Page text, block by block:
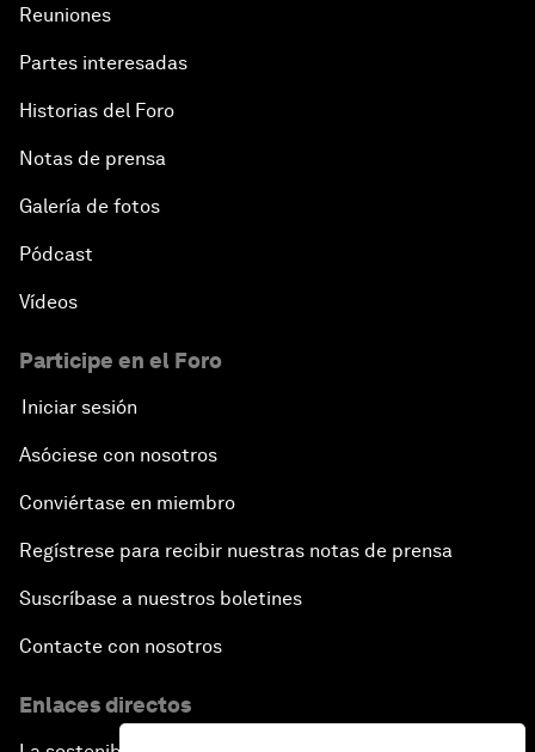
Reuniones
Partes interesadas
Historias del Foro
Notas de prensa
Galería de fotos
Pódcast
Vídeos
Participe en el Foro
Iniciar sesión
Asóciese con nosotros
Conviértase en miembro
Regístrese para recibir nuestras notas de prensa
Suscríbase a nuestros boletines
Contacte con nosotros
Enlaces directos